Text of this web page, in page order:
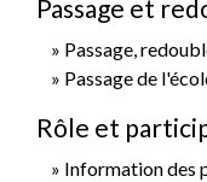
Passage et
Passage,
Passage de
Rôle et
Information des